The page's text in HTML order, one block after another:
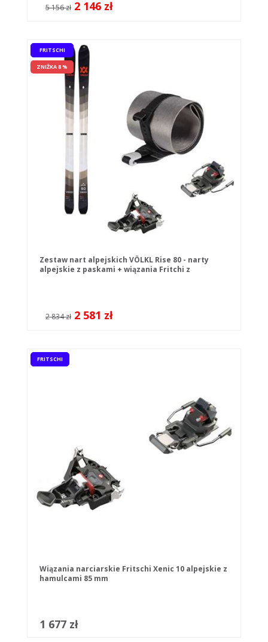
5 156 zł 2 146 zł
FRITSCHI
ZNIŻKA 8 %
Zestaw nart alpejskich VÖLKL Rise 80 - narty
alpejskie z paskami + wiązania Fritchi z
2 834 zł 2 581 zł
FRITSCHI
Wiązania narciarskie Fritschi Xenic 10 alpejskie z
hamulcami 85 mm
1 677 zł